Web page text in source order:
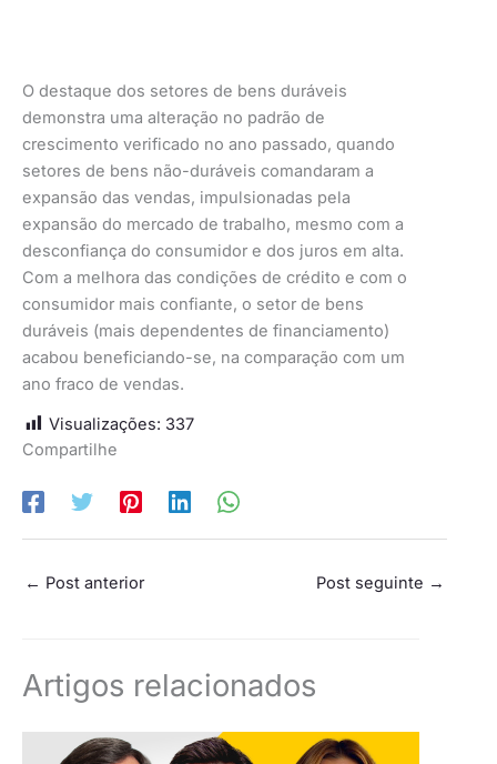
O destaque dos setores de bens duráveis
demonstra uma alteração no padrão de
crescimento verificado no ano passado, quando
setores de bens não-duráveis comandaram a
expansão das vendas, impulsionadas pela
expansão do mercado de trabalho, mesmo com a
desconfiança do consumidor e dos juros em alta.
Com a melhora das condições de crédito e com o
consumidor mais confiante, o setor de bens
duráveis (mais dependentes de financiamento)
acabou beneficiando-se, na comparação com um
ano fraco de vendas.
Visualizações: 337
Compartilhe
← Post anterior Post seguinte →
Artigos relacionados